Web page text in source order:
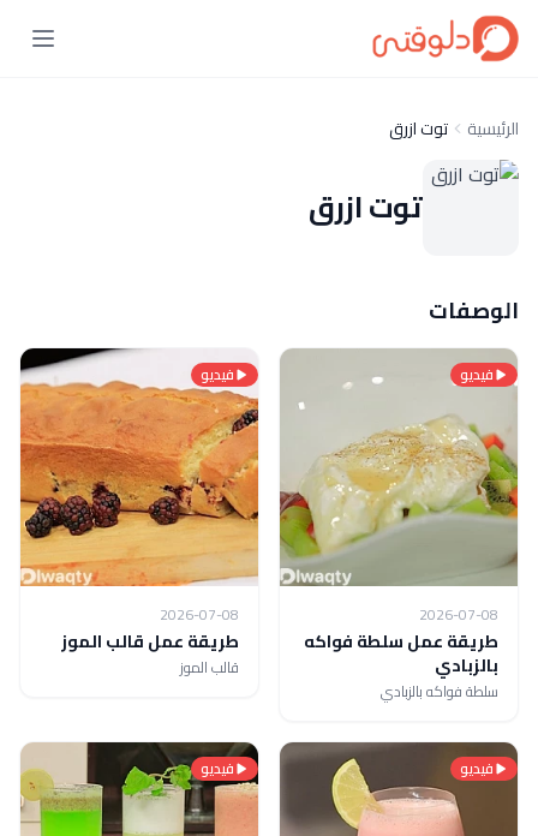
الرئيسية توت ازرق
توت ازرق
الوصفات
فيديو
2026-07-08
طريقة عمل سلطة فواكه
بالزبادي
سلطة فواكه بالزبادي
فيديو
2026-07-08
طريقة عمل قالب الموز
قالب الموز
فيديو فيديو